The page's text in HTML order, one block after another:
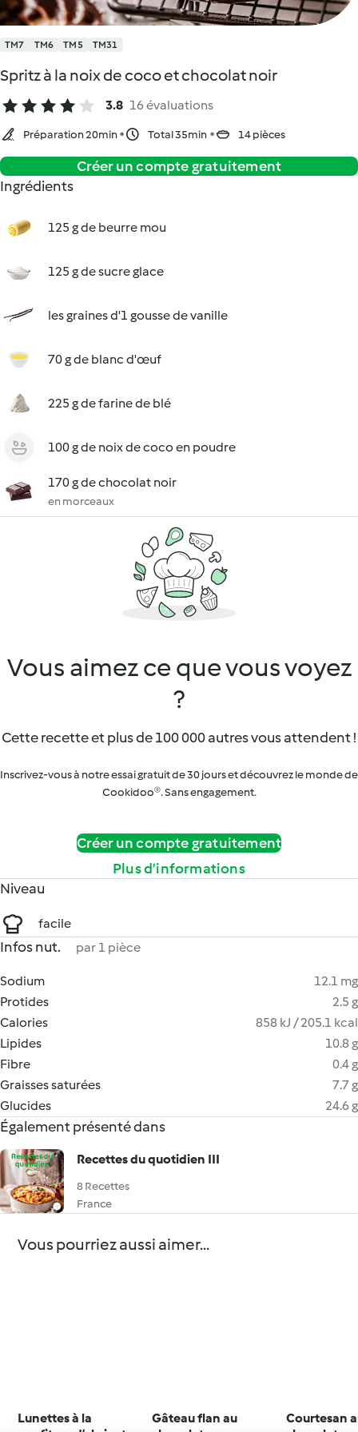
TM7 TM6 TM5 TM31
Spritz à la noix de coco et chocolat noir
3.8 16 évaluations
Préparation 20min Total 35min 14 pièces
Créer un compte gratuitement
Ingrédients
125 g de beurre mou
125 g de sucre glace
les graines d'1 gousse de vanille
70 g de blanc d'œuf
225 g de farine de blé
100 g de noix de coco en poudre
170 g de chocolat noir
en morceaux
Vous aimez ce que vous voyez
?
Cette recette et plus de 100 000 autres vous attendent !
Inscrivez-vous à notre essai gratuit de 30 jours et découvrez le monde de
Cookidoo®. Sans engagement.
Créer un compte gratuitement
Plus d’informations
Niveau
facile
Infos nut. par 1 pièce
Sodium
12.1 mg
Protides
2.5 g
Calories
858 kJ / 205.1 kcal
Lipides
10.8 g
Fibre
0.4 g
Graisses saturées
7.7 g
Glucides
24.6 g
Également présenté dans
Recettes du quotidien III
8 Recettes
France
Vous pourriez aussi aimer...
Lunettes à la
Gâteau flan au
Courtesan